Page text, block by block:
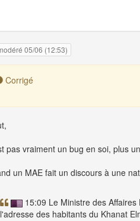
05/06 (12:53)
Corrigé
pas vraiment un bug en soi, plus
un MAE fait un discours à une
15:09 Le Ministre des
l'adresse des habitants du Khanat